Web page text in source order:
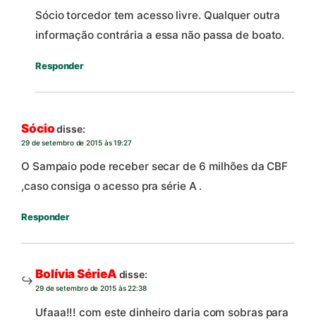
Sócio torcedor tem acesso livre. Qualquer outra
informação contrária a essa não passa de boato.
Responder
Sócio disse:
29 de setembro de 2015 às 19:27
O Sampaio pode receber secar de 6 milhões da CBF
,caso consiga o acesso pra série A .
Responder
Bolívia SérieA disse:
29 de setembro de 2015 às 22:38
Ufaaa!!! com este dinheiro daria com sobras para